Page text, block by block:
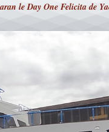
le Day One Felicita de